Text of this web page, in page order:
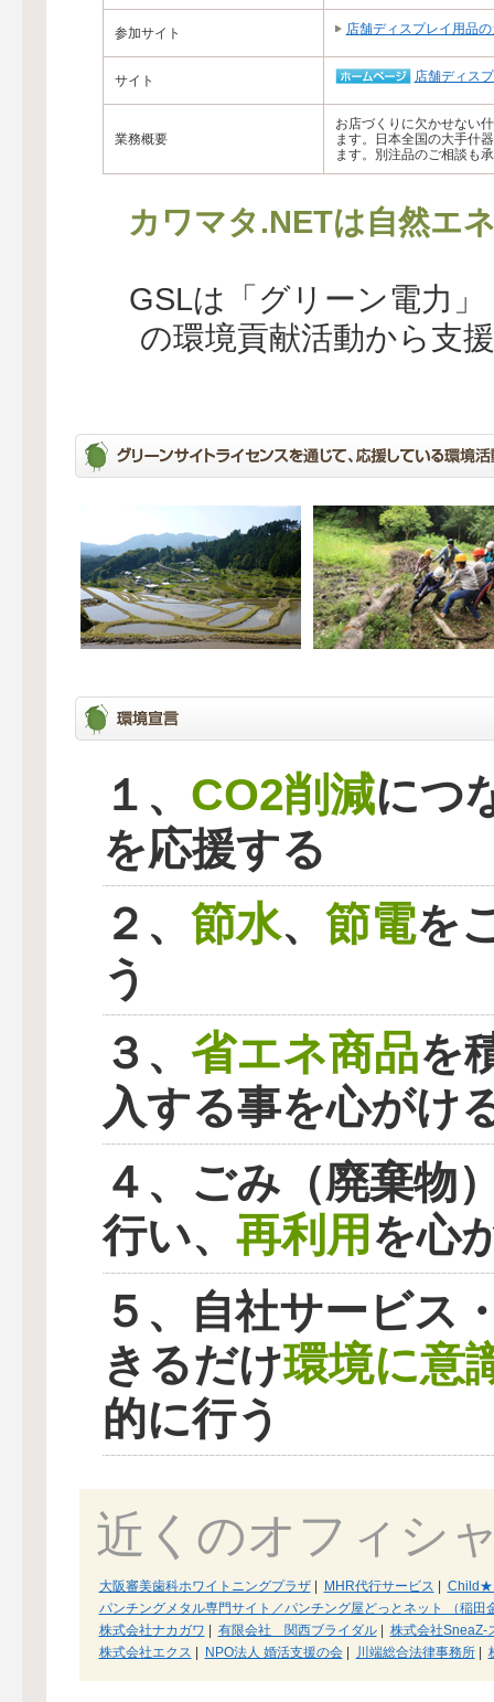
参加サイト 店舗ディスプレイ用品
サイト 店舗ディス
業務概要
お店づくりに欠かせない
ます。日本全国の大手什
ます。別注品のご相談も
カワマタ.NETは自然エ
GSLは「グリーン電力
の環境貢献活動から支
１、 CO2削減につ
を応援する
２、 節水、 節電を
う
３、 省エネ商品を
入する事を心がけ
４、ごみ（廃棄物
行い、 再利用を心
５、自社サービス
きるだけ環境に意
的に行う
近くのオフィシ
大阪審美歯科ホワイトニングプラザ| MHR代行サービス
パンチングメタル専門サイト／パンチング屋どっとネット （稲田
株式会社ナカガワ
有限会社 関西ブライダル|
株式会社SneaZ-
株式会社エクス
NPO法人 婚活支援の会| 川端総合法律事務所|